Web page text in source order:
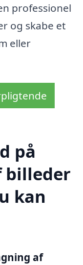
professionel
og skabe et
eller
på
kan
af